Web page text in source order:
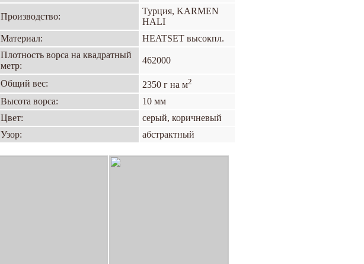
Производство:
Турция, KARMEN
HALI
Материал:
HEATSET высокпл.
Плотность ворса на квадратный
метр:
462000
Общий вес: 2350 г на м2
Высота ворса:
10 мм
Цвет:
серый, коричневый
Узор:
абстрактный